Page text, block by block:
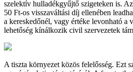
szelektív hulladékgyűjtő szigeteken is.
50 Ft-os visszaváltási díj ellenében
a kereskedőnél, vagy értéke levonható a
lehetőség kínálkozik civil szervezetek
A tiszta környezet közös felelősség. Ezt